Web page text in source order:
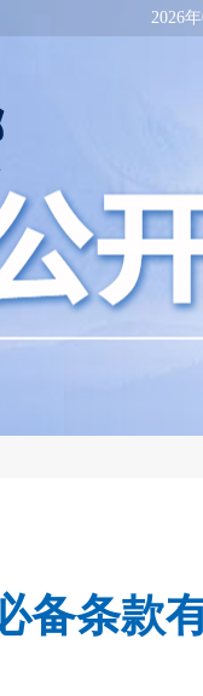
2026
备条款